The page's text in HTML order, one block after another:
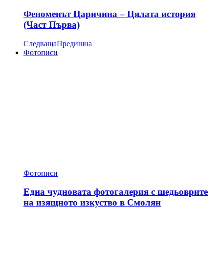
Феноменът Царичина – Цялата история
(Част Първа)
СледващаПредишна
Фотописи
Фотописи
Една чудновата фотогалерия с шедьоврите
на изящното изкуство в Смолян